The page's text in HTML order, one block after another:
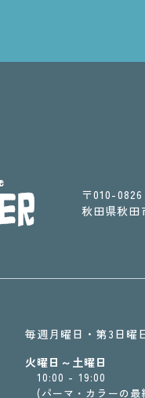
〒010-0826 ​​​​​​​
秋田県秋田
毎週月曜日・第3日曜
火曜日～土曜日
10:00 - 19:00
(パーマ・カラーの最